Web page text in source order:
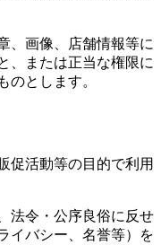
、画像、店舗情報等に
、または正当な権限に
のとします。
促活動等の目的で利用
法令・公序良俗に反せ
イバシー、名誉等）を